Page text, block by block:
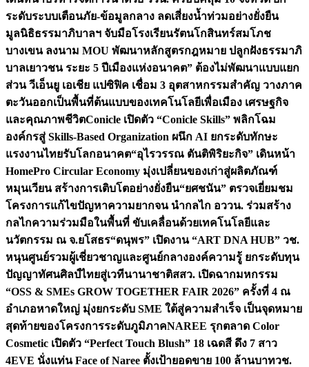
ระดับระบบเตือนภัย-ข้อมูลกลาง ลดเสี่ยงน้ำท่วมอย่างยั่งยืน
มูลนิธิธรรมาภิบาลฯ จับมือโรงเรียนรัตนโกสินทร์สมโภช
บางเขน ลงนาม MOU พัฒนาหลักสูตรกฎหมาย ปลูกฝังธรรมาภิ
บาลเยาวชน ระยะ 5 ปีเมืองแห่งอนาคต” ต้องไม่พัฒนาแบบแยก
ส่วน วีเอ็นยู เอเชีย แปซิฟิค เชื่อม 3 อุตสาหกรรมสำคัญ วางภาค
ตะวันออกเป็นพื้นที่ต้นแบบของเทคโนโลยีเพื่อเมือง เศรษฐกิจ
และคุณภาพชีวิตConicle เปิดตัว “Conicle Skills” พลิกโฉม
องค์กรสู่ Skills-Based Organization ผนึก AI ยกระดับทักษะ
แรงงานไทยรับโลกอนาคต“อุไรวรรณ ตันติพิริยะกิจ” เดินหน้า
HomePro Circular Economy มุ่งเปลี่ยนของเก่าสู่ผลิตภัณฑ์
หมุนเวียน สร้างการเติบโตอย่างยั่งยืน“ยศชนัน” ตรวจเยี่ยมชม
โครงการแก้ไขปัญหาความยากจน นำกลไก อววน. ร่วมสร้าง
กลไกความร่วมมือในพื้นที่ ขับเคลื่อนด้วยเทคโนโลยีและ
นวัตกรรม ณ จ.ยโสธร“ดนุพร” เปิดงาน “ART DNA HUB” วช.
หนุนศูนย์รวมผู้เชี่ยวชาญและศูนย์กลางองค์ความรู้ ยกระดับทุน
ปัญญาทัศนศิลป์ไทยสู่เวทีนานาชาติสสว. เปิดฉากมหกรรม
“OSS & SMEs GROW TOGETHER FAIR 2026” ครั้งที่ 4 ณ
อำเภอหาดใหญ่ มุ่งยกระดับ SME ใต้สู่ความสำเร็จ เป็นจุดหมาย
สุดท้ายของโครงการระดับภูมิภาคNAREE รุกตลาด Color
Cosmetic เปิดตัว “Perfect Touch Blush” 18 เฉดสี ดึง 7 สาว
4EVE นั่งแท่น Face of Naree ตั้งเป้ายอดขาย 100 ล้านบาทวช.